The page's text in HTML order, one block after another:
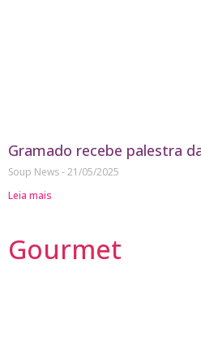
Gramado recebe palestra
Soup News 21/05/2025
Leia mais
Gourmet